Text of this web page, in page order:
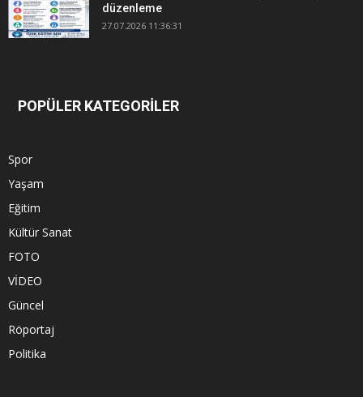
düzenleme
27.07.2026 11:36:31
POPÜLER KATEGORİLER
Spor
Yaşam
Eğitim
Kültür Sanat
FOTO
VİDEO
Güncel
Röportaj
Politika